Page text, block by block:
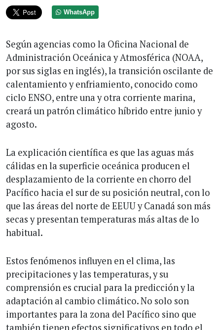
WhatsApp
Según agencias como la Oficina Nacional de
Administración Oceánica y Atmosférica (NOAA,
por sus siglas en inglés), la transición oscilante de
calentamiento y enfriamiento, conocido como
ciclo ENSO, entre una y otra corriente marina,
creará un patrón climático híbrido entre junio y
agosto.
La explicación científica es que las aguas más
cálidas en la superficie oceánica producen el
desplazamiento de la corriente en chorro del
Pacífico hacia el sur de su posición neutral, con lo
que las áreas del norte de EEUU y Canadá son más
secas y presentan temperaturas más altas de lo
habitual.
Estos fenómenos influyen en el clima, las
precipitaciones y las temperaturas, y su
comprensión es crucial para la predicción y la
adaptación al cambio climático. No solo son
importantes para la zona del Pacífico sino que
también tienen efectos significativos en todo el